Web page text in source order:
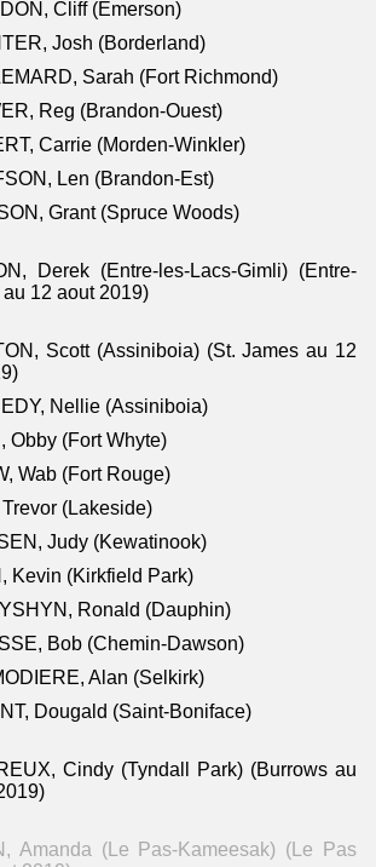
Cliff (Emerson)
Josh (Borderland)
Sarah (Fort Richmond)
Reg (Brandon-Ouest)
Carrie (Morden-Winkler)
Len (Brandon-Est)
Grant (Spruce Woods)
Derek (Entre-les-Lacs-Gimli) (Entre-
au 12 aout 2019)
Scott (Assiniboia) (St. James au 12
Nellie (Assiniboia)
Obby (Fort Whyte)
Wab (Fort Rouge)
Trevor (Lakeside)
Judy (Kewatinook)
Kevin (Kirkfield Park)
Ronald (Dauphin)
Bob (Chemin-Dawson)
Alan (Selkirk)
Dougald (Saint-Boniface)
Cindy (Tyndall Park) (Burrows au
Amanda (Le Pas-Kameesak) (Le Pas